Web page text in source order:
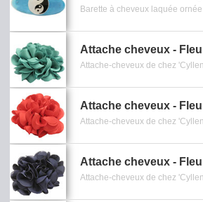
Attache cheveux -
Attache cheveux -
Attache cheveux -